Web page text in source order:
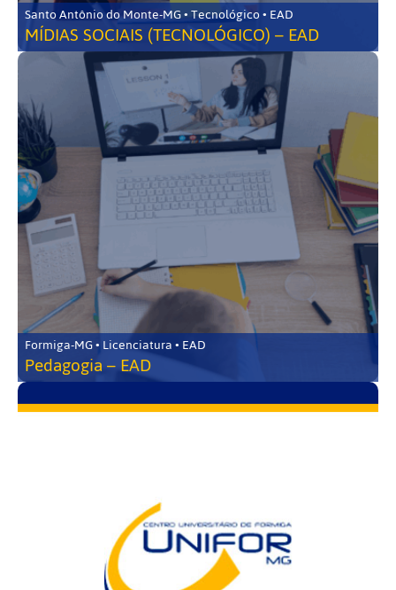
Santo Antônio do Monte-MG • Tecnológico • EAD
MÍDIAS SOCIAIS (TECNOLÓGICO) – EAD
Formiga-MG • Licenciatura • EAD
Pedagogia – EAD